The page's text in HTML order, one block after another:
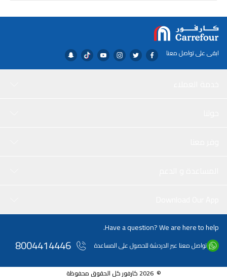
ابقى على تواصل معنا
Have a question? We are here to help.
تواصل معنا عبر الدردشة للحصول على المساعدة 8004414446
© 2026 كارفور كل الحقوق محفوظة